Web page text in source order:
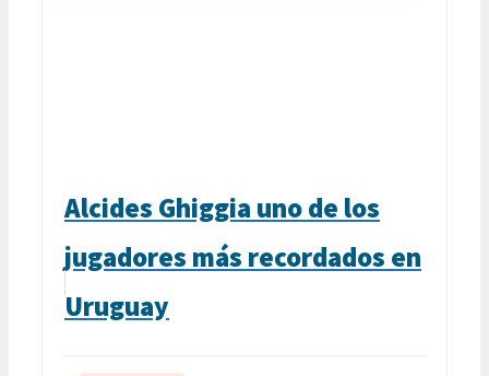
Alcides Ghiggia uno de los
jugadores más recordados en
Uruguay